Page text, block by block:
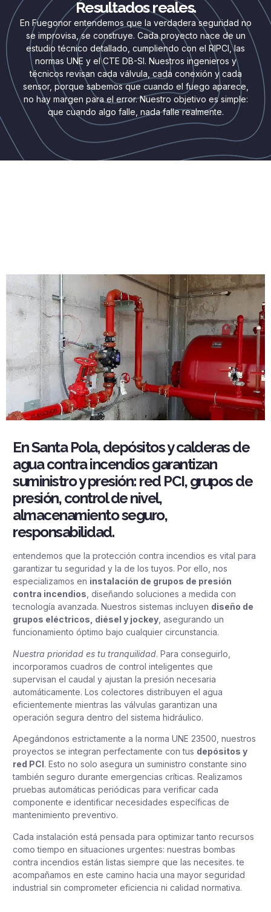
Resultados reales.
En Fuegonor entendemos que la verdadera seguridad no
se improvisa, se construye. Cada proyecto nace de un
estudio técnico detallado, cumpliendo con el RIPCI, las
normas UNE y el CTE DB-SI. Nuestros ingenieros y
técnicos revisan cada válvula, cada conexión y cada
sensor, porque sabemos que cuando el fuego aparece,
no hay margen para el error. Nuestro objetivo es simple:
que cuando algo falle, nada falle realmente.
En Santa Pola, depósitos y calderas de
agua contra incendios garantizan
suministro y presión: red PCI, grupos de
presión, control de nivel,
almacenamiento seguro,
responsabilidad.
entendemos que la protección contra incendios es vital para
garantizar tu seguridad y la de los tuyos. Por ello, nos
especializamos en instalación de grupos de presión
contra incendios, diseñando soluciones a medida con
tecnología avanzada. Nuestros sistemas incluyen diseño de
grupos eléctricos, diésel y jockey, asegurando un
funcionamiento óptimo bajo cualquier circunstancia.
Nuestra prioridad es tu tranquilidad. Para conseguirlo,
incorporamos cuadros de control inteligentes que
supervisan el caudal y ajustan la presión necesaria
automáticamente. Los colectores distribuyen el agua
eficientemente mientras las válvulas garantizan una
operación segura dentro del sistema hidráulico.
Apegándonos estrictamente a la norma UNE 23500, nuestros
proyectos se integran perfectamente con tus depósitos y
red PCI. Esto no solo asegura un suministro constante sino
también seguro durante emergencias críticas. Realizamos
pruebas automáticas periódicas para verificar cada
componente e identificar necesidades específicas de
mantenimiento preventivo.
Cada instalación está pensada para optimizar tanto recursos
como tiempo en situaciones urgentes: nuestras bombas
contra incendios están listas siempre que las necesites. te
acompañamos en este camino hacia una mayor seguridad
industrial sin comprometer eficiencia ni calidad normativa.